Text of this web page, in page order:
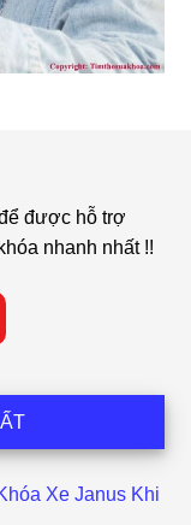
được hỗ trợ
nhanh nhất !!
Xe Janus Khi